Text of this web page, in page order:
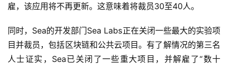
雇，该应用将不再更新。这意味着将裁员30至40人。
同时，Sea的开发部门Sea Labs正在关闭一些最大的实验项
目并裁员，包括区块链和公共云项目。有了解情况的第三名
人士证实，Sea已关闭了一些重大项目，并解雇了“数十